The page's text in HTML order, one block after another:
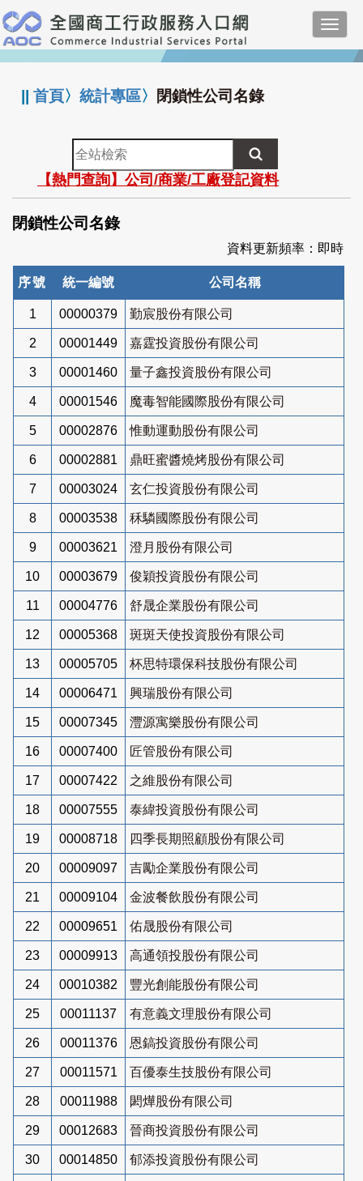
跳
到
主
要
:::
||首頁〉統計專區〉 閉鎖性公司名錄
全
站
檢
索
【熱門查詢】公司/商業/工廠登記資料
閉鎖性公司名錄
資料更新頻率：即時
序號 統一編號 公司名稱
1 00000379 勤宸股份有限公司
2 00001449 嘉霆投資股份有限公司
3 00001460 量子鑫投資股份有限公司
4 00001546 魔毒智能國際股份有限公司
5 00002876 惟動運動股份有限公司
6 00002881 鼎旺蜜醬燒烤股份有限公司
7 00003024 玄仁投資股份有限公司
8 00003538 秝驎國際股份有限公司
9 00003621 澄月股份有限公司
10 00003679 俊穎投資股份有限公司
11 00004776 舒晟企業股份有限公司
12 00005368 斑斑天使投資股份有限公司
13 00005705 杯思特環保科技股份有限公司
14 00006471 興瑞股份有限公司
15 00007345 灃源寓樂股份有限公司
16 00007400 匠管股份有限公司
17 00007422 之維股份有限公司
18 00007555 泰緯投資股份有限公司
19 00008718 四季長期照顧股份有限公司
20 00009097 吉勵企業股份有限公司
21 00009104 金波餐飲股份有限公司
22 00009651 佑晟股份有限公司
23 00009913 高通領投股份有限公司
24 00010382 豐光創能股份有限公司
25 00011137 有意義文理股份有限公司
26 00011376 恩鎬投資股份有限公司
27 00011571 百優泰生技股份有限公司
28 00011988 閎燁股份有限公司
29 00012683 晉商投資股份有限公司
30 00014850 郁添投資股份有限公司